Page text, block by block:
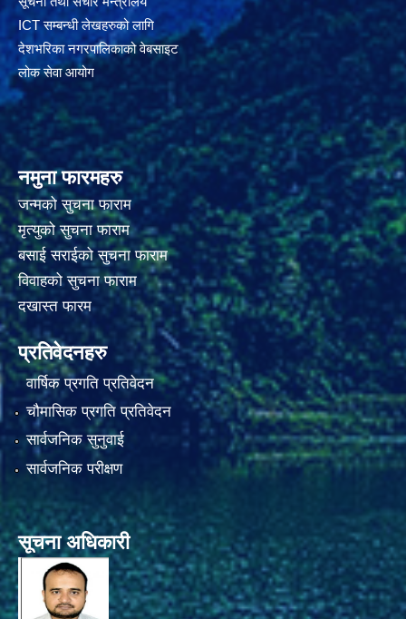
ICT सम्बन्धी लेखहरुको लागि
देशभरिका नगरपालिकाको वेबसाइट
लोक सेवा आयोग
नमुना फारमहरु
जन्मको सुचना फाराम
मृत्युको सुचना फाराम
बसाई सराईको सुचना फाराम
विवाहको सुचना फाराम
दखास्त फारम
प्रतिवेदनहरु
वार्षिक प्रगति प्रतिवेदन
चौमासिक प्रगति प्रतिवेदन
सार्वजनिक सुनुवाई
सार्वजनिक परीक्षण
सूचना अधिकारी